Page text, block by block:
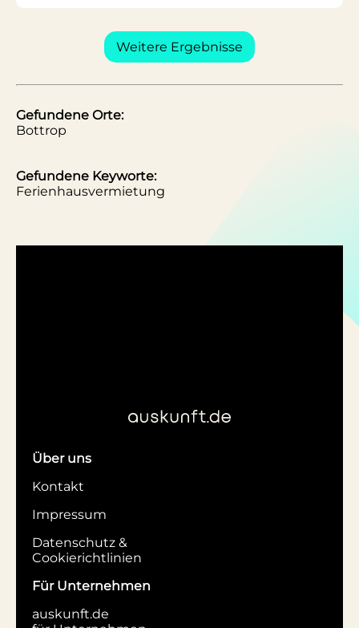
Weitere Ergebnisse
Gefundene Orte:
Bottrop
Gefundene Keyworte:
Ferienhausvermietung
Über uns
Kontakt
Impressum
Datenschutz &
Cookierichtlinien
Für Unternehmen
auskunft.de